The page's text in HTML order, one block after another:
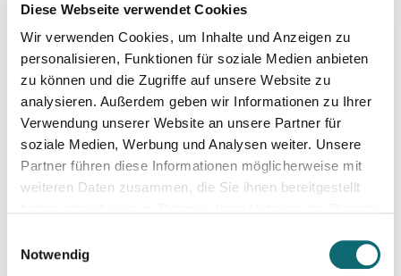
Diese Webseite verwendet Cookies
Wir verwenden Cookies, um Inhalte und Anzeigen zu
personalisieren, Funktionen für soziale Medien anbieten
zu können und die Zugriffe auf unsere Website zu
analysieren. Außerdem geben wir Informationen zu Ihrer
Verwendung unserer Website an unsere Partner für
soziale Medien, Werbung und Analysen weiter. Unsere
Partner führen diese Informationen möglicherweise mit
weiteren Daten zusammen, die Sie ihnen bereitgestellt
Notwendig
Vormittag, 10:00 – 13:00 Uhr (Gruppe 1)
Nachmittag, 14:00 – 17:00 Uhr (Gruppe 2)
Textbesprechung unter den Maßgaben Dramaturgie,
Sprache, Zentralfigur
Dieses Angebot richtet sich an:
Journalist:innen mit Anstellung in einer Redaktion sowie freie
Journalist:innen, die bereits erste Schreiberfahrungen